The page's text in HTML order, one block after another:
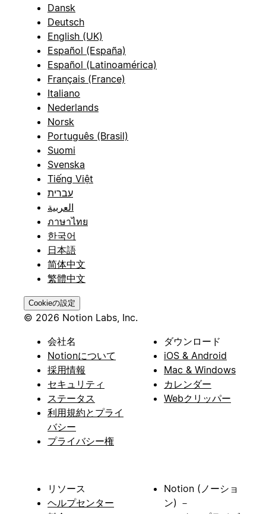
Dansk
Deutsch
English (UK)
Español (España)
Español (Latinoamérica)
Français (France)
Italiano
Nederlands
Norsk
Português (Brasil)
Suomi
Svenska
Tiếng Việt
עברית
العربية
ภาษาไทย
한국어
日本語
简体中文
繁體中文
Cookieの設定
© 2026 Notion Labs, Inc.
会社名
Notionについて
採用情報
セキュリティ
ステータス
利用規約とプライ
バシー
プライバシー権
ダウンロード
iOS & Android
Mac & Windows
カレンダー
Webクリッパー
リソース
ヘルプセンター
Notion (ノーショ
ン) －